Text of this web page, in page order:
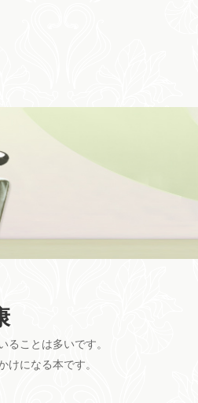
ることは多いです。
けになる本です。